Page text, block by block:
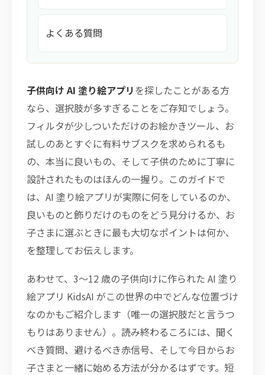
よくある質問
子供向け AI 塗り絵アプリ を探したことがある方
なら、選択肢が多すぎることをご存知でしょう。
フィルタが少しついただけのお絵かきツール、お
試しのあとすぐに有料サブスクを求められるも
の、本当に良いもの、そして子供のために丁寧に
設計されたものはほんの一握り。このガイドで
は、AI 塗り絵アプリが実際に何をしているのか、
良いものと飾りだけのものをどう見分けるか、お
子さまに選ぶときに最も大切なポイントは何か、
を整理してお伝えします。
あわせて、3〜12 歳の子供向けに作られた AI 塗り
絵アプリ KidsAI がこの世界の中でどんな位置づけ
なのかもご紹介します（唯一の選択肢だと言うつ
もりはありません）。読み終わるころには、聞く
べき質問、避けるべき赤信号、そして今日からお
子さまと一緒に始める方法が分かるはずです。短